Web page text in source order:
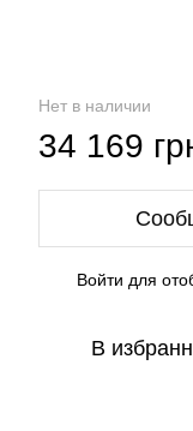
Нет в наличии
34 169
Войти для
В